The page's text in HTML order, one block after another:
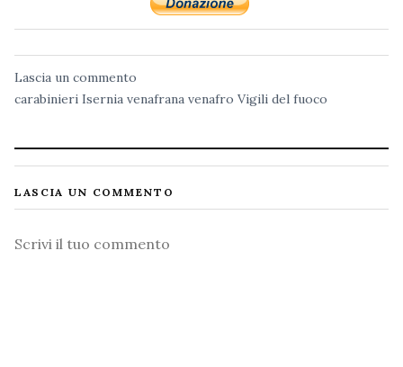
Lascia un commento
carabinieri Isernia venafrana venafro Vigili del fuoco
LASCIA UN COMMENTO
Commento